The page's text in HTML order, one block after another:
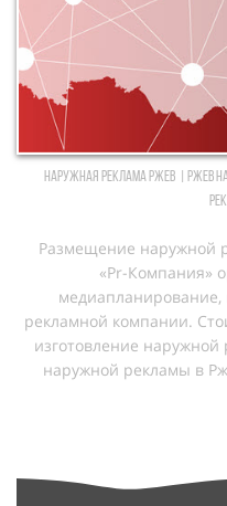
Наружная реклама Ржев | Ржев
Размещение наружной
«Pr-Компания»
медиапланирование,
рекламной компании.
изготовление
наружной рекламы в